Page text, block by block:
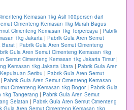
Kemasan 1kg Asli 100persen dari
Cimenteng Kemasan 1kg Murah Bagus
Cimenteng Kemasan 1kg Terpercaya | Pabrik
1kg Jakarta | Pabrik Gula Aren Semut
Barat | Pabrik Gula Aren Semut Cimenteng
Gula Aren Semut Cimenteng Kemasan 1kg
Semut Cimenteng Kemasan 1kg Jakarta Timur|
Kemasan 1kg Jakarta Utara | Pabrik Gula Aren
Seribu | Pabrik Gula Aren Semut
| Pabrik Gula Aren Semut Cimenteng Kemasan
Cimenteng Kemasan 1kg Bogor| Pabrik Gula
1kg Tangerang | Pabrik Gula Aren Semut
Selatan | Pabrik Gula Aren Semut Cimenteng
Gula Aren Semut Cimenteng Kemasan 1kg